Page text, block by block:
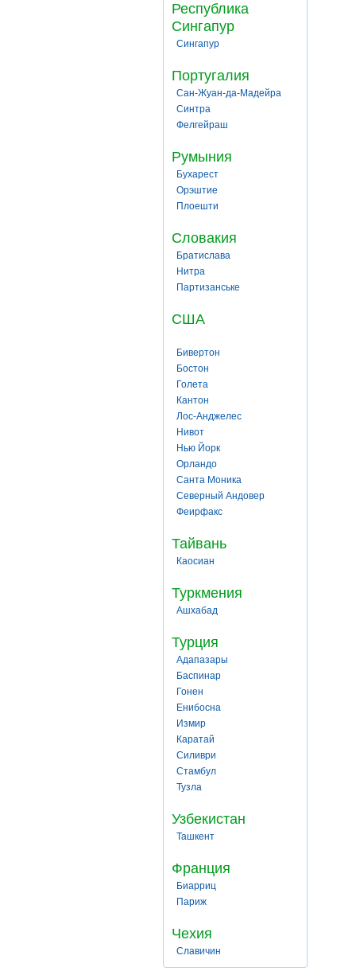
Республика
Сингапур
Сингапур
Португалия
Сан-Жуан-да-Мадейра
Синтра
Фелгейраш
Румыния
Бухарест
Орэштие
Плоешти
Словакия
Братислава
Нитра
Партизанське
США
Бивертон
Бостон
Голета
Кантон
Лос-Анджелес
Нивот
Нью Йорк
Орландо
Санта Моника
Северный Андовер
Феирфакс
Тайвань
Каосиан
Туркмения
Ашхабад
Турция
Адапазары
Баспинар
Гонен
Енибосна
Измир
Каратай
Силиври
Стамбул
Тузла
Узбекистан
Ташкент
Франция
Биарриц
Париж
Чехия
Славичин